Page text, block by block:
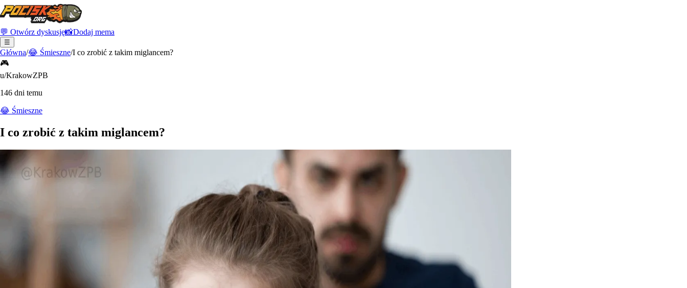
💬 Otwórz dyskusję📸Dodaj mema
☰
Główna/😂 Śmieszne/I co zrobić z takim miglancem?
🎮
u/KrakowZPB
146 dni temu
😂 Śmieszne
I co zrobić z takim miglancem?